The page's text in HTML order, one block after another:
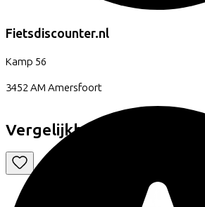
Fietsdiscounter.nl
Kamp 56
3452 AM Amersfoort
Vergelijkbare fietsen